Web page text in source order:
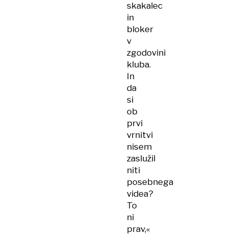
skakalec
in
bloker
v
zgodovini
kluba.
In
da
si
ob
prvi
vrnitvi
nisem
zaslužil
niti
posebnega
videa?
To
ni
prav,«